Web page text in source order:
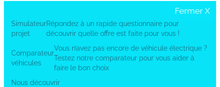
Fermer X
Simulateur
projet
Répondez à un rapide questionnaire pour
découvrir quelle offre est faite pour vous !
Comparateur
véhicules
Vous n’avez pas encore de véhicule électrique ?
Testez notre comparateur pour vous aider à
faire le bon choix
Nous découvrir